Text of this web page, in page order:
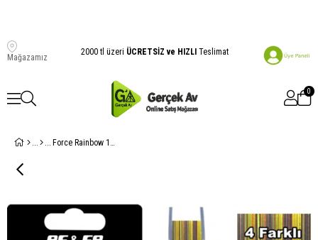
Mağazamız
2000 tl üzeri ÜCRETSİZ ve HIZLI Teslimat
0
Force Rainbow 150 Metre Renkli Misina